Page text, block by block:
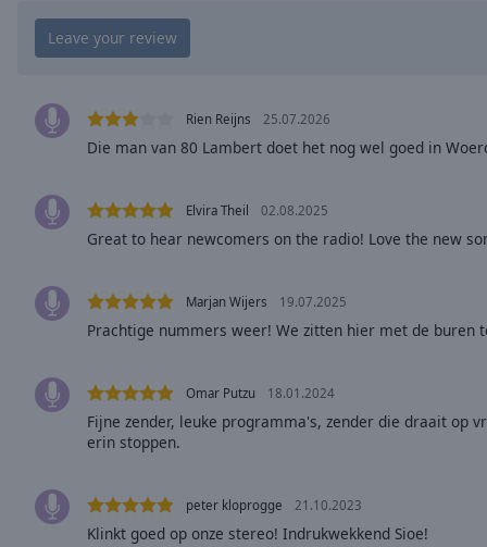
Chapters
Chapters
Descriptions
descriptions
selected
settings,
opens
settings
dialog
captions
Audio
Rien Reijns 25.07.2026
Die man van 80 Lambert doet het nog wel goed in
Elvira Theil 02.08.2025
Great to hear newcomers on the radio! Love the new
Marjan Wijers 19.07.2025
Prachtige nummers weer! We zitten hier met de buren
Omar Putzu 18.01.2024
Fijne zender, leuke programma's, zender die draait op
erin stoppen.
peter kloprogge 21.10.2023
Klinkt goed op onze stereo! Indrukwekkend Sioe!